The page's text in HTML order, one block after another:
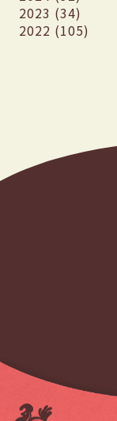
2023 (34)
2022 (105)